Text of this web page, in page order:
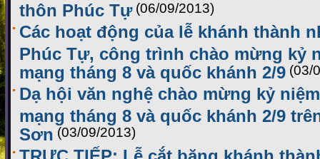
thôn Phúc Tự (06/09/2013)
Các hoạt động của lễ khánh thành
Phúc Tự, công trình chào mừng kỷ
mạng tháng 8 và quốc khánh 2/9 (03/
Dạ hội văn nghệ chào mừng kỷ
mạng tháng 8 và quốc khánh 2/9
Sơn (03/09/2013)